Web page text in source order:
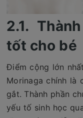
2.1.
tốt cho bé
Điểm cộng lớn
Morinaga chính là
gắt. Thành phần
yếu tố sinh học